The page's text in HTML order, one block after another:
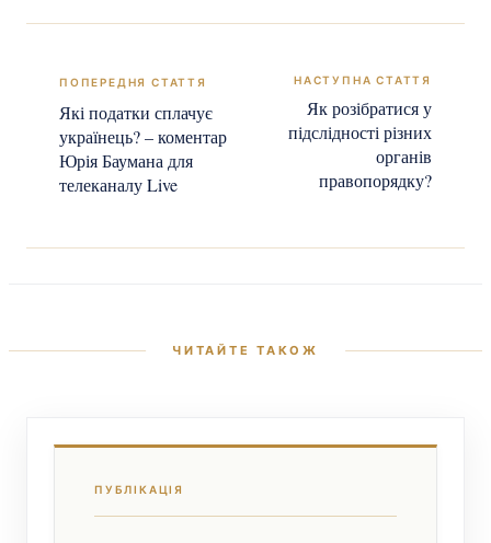
Які податки сплачує
українець? – коментар
Юрія Баумана для
телеканалу Live
Як розібратися у
підслідності різних
органів
правопорядку?